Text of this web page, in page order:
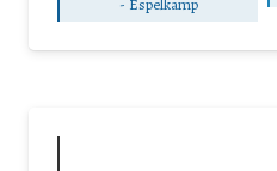
- Espelkamp